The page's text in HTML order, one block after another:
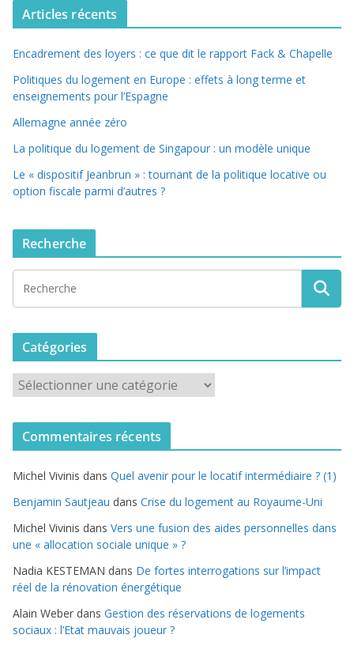
Articles récents
Encadrement des loyers : ce que dit le rapport Fack & Chapelle
Politiques du logement en Europe : effets à long terme et
enseignements pour l’Espagne
Allemagne année zéro
La politique du logement de Singapour : un modèle unique
Le « dispositif Jeanbrun » : tournant de la politique locative ou
option fiscale parmi d’autres ?
Recherche
Catégories
t
o
r
i
e
Commentaires récents
Michel Vivinis dans Quel avenir pour le locatif intermédiaire ? (1)
Benjamin Sautjeau dans Crise du logement au Royaume-Uni
Michel Vivinis dans Vers une fusion des aides personnelles dans
une « allocation sociale unique » ?
Nadia KESTEMAN dans De fortes interrogations sur l’impact
réel de la rénovation énergétique
Alain Weber dans Gestion des réservations de logements
sociaux : l’Etat mauvais joueur ?